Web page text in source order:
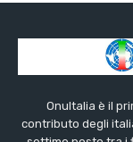
OnuItalia è il
contributo degli